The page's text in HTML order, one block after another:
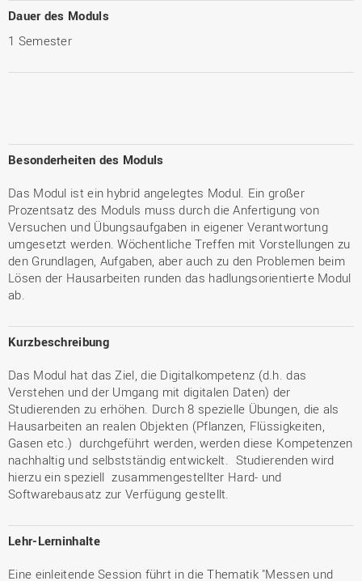
Dauer des Moduls
1 Semester
Besonderheiten des Moduls
Das Modul ist ein hybrid angelegtes Modul. Ein großer
Prozentsatz des Moduls muss durch die Anfertigung von
Versuchen und Übungsaufgaben in eigener Verantwortung
umgesetzt werden. Wöchentliche Treffen mit Vorstellungen zu
den Grundlagen, Aufgaben, aber auch zu den Problemen beim
Lösen der Hausarbeiten runden das hadlungsorientierte Modul
ab.
Kurzbeschreibung
Das Modul hat das Ziel, die Digitalkompetenz (d.h. das
Verstehen und der Umgang mit digitalen Daten) der
Studierenden zu erhöhen. Durch 8 spezielle Übungen, die als
Hausarbeiten an realen Objekten (Pflanzen, Flüssigkeiten,
Gasen etc.) durchgeführt werden, werden diese Kompetenzen
nachhaltig und selbstständig entwickelt. Studierenden wird
hierzu ein speziell zusammengestellter Hard- und
Softwarebausatz zur Verfügung gestellt.
Lehr-Lerninhalte
Eine einleitende Session führt in die Thematik "Messen und